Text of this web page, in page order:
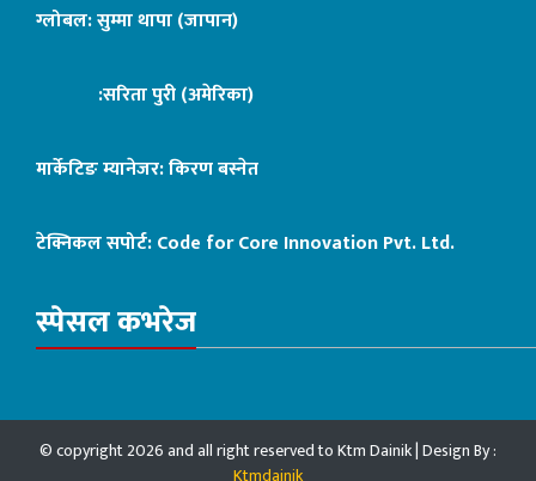
ग्लोबल: सुम्मा थापा (जापान)
:सरिता पुरी (अमेरिका)
मार्केटिङ म्यानेजर: किरण बस्नेत
टेक्निकल सपोर्ट:Code for Core Innovation Pvt. Ltd.
स्पेसल कभरेज
© copyright 2026 and all right reserved to Ktm Dainik | Design By :